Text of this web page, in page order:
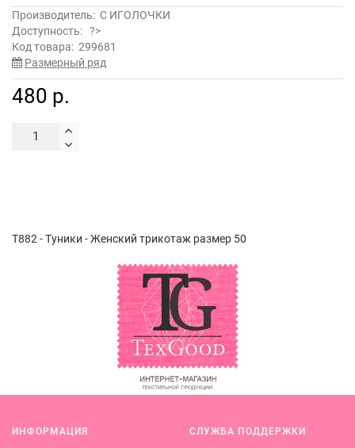
Производитель: С ИГОЛОЧКИ
Доступность: ?>
Код товара: 299681
Размерный ряд
480 р.
Т882 - Туники - Женский трикотаж размер 50
ИНФОРМАЦИЯ СЛУЖБА ПОДДЕРЖКИ